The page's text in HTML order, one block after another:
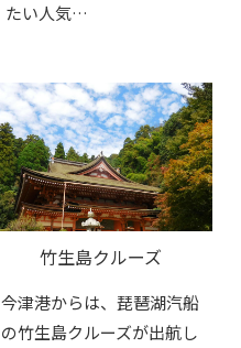
たい人気…
竹生島クルーズ
今津港からは、琵琶湖汽船
の竹生島クルーズが出航し